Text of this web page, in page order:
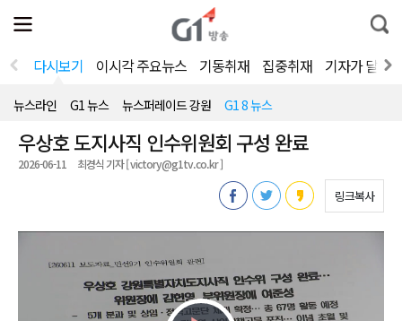
전
체
뉴
열
통
합
색
다시보기 이시각 주요뉴스 기동취재 집중취재 기자가 달려
뉴스라인 G1 뉴스 뉴스퍼레이드 강원 G1 8 뉴스
우상호 도지사직 인수위원회 구성 완료
2026-06-11 최경식 기자 [ victory@g1tv.co.kr ]
링크복사